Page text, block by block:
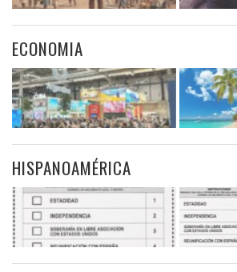
ECONOMIA
HISPANOAMÉRICA